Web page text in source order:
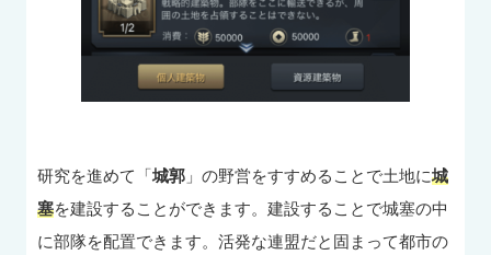
研究を進めて「城郭 」の野営をすすめることで土地に城
塞を建設することができます。建設することで城塞の中
に部隊を配置できます。活発な連盟だと固まって都市の